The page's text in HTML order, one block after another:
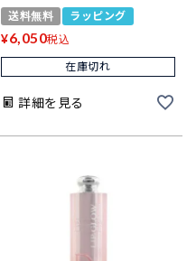
送料無料 ラッピング
¥6,050税込
在庫切れ
詳細を見る